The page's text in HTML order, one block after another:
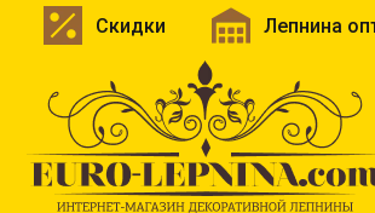
Скидки Лепнина